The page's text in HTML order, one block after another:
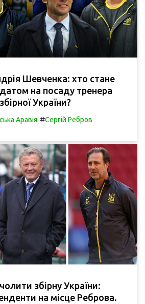
Шевченка: хто стане
на посаду тренера
України?
Аравія #Сергій Ребров
збірну України:
на місце Реброва.